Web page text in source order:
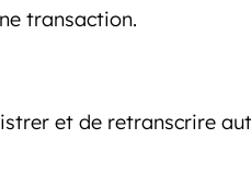
transaction.
et de retranscrire